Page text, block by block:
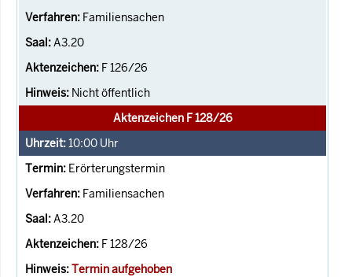
Familiensachen
A3.20
F 126/26
Nicht öffentlich
Aktenzeichen F 128/26
10:00 Uhr
Erörterungstermin
Familiensachen
A3.20
F 128/26
Termin aufgehoben